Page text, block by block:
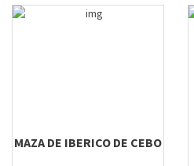
MAZA DE IBERICO DE CEBO